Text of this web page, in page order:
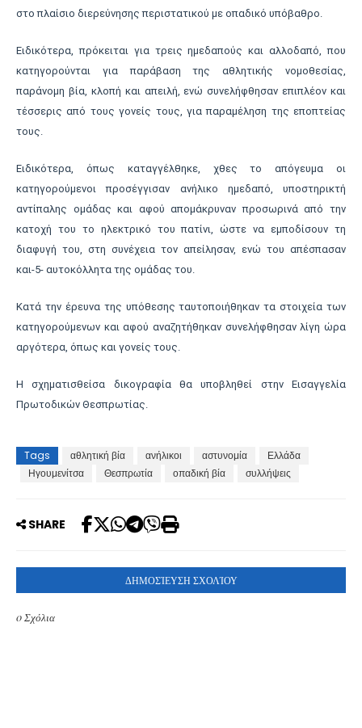
στο πλαίσιο διερεύνησης περιστατικού με οπαδικό υπόβαθρο.
Ειδικότερα, πρόκειται για τρεις ημεδαπούς και αλλοδαπό, που
κατηγορούνται για παράβαση της αθλητικής νομοθεσίας,
παράνομη βία, κλοπή και απειλή, ενώ συνελήφθησαν επιπλέον και
τέσσερις από τους γονείς τους, για παραμέληση της εποπτείας
τους.
Ειδικότερα, όπως καταγγέλθηκε, χθες το απόγευμα οι
κατηγορούμενοι προσέγγισαν ανήλικο ημεδαπό, υποστηρικτή
αντίπαλης ομάδας και αφού απομάκρυναν προσωρινά από την
κατοχή του το ηλεκτρικό του πατίνι, ώστε να εμποδίσουν τη
διαφυγή του, στη συνέχεια τον απείλησαν, ενώ του απέσπασαν
και-5- αυτοκόλλητα της ομάδας του.
Κατά την έρευνα της υπόθεσης ταυτοποιήθηκαν τα στοιχεία των
κατηγορούμενων και αφού αναζητήθηκαν συνελήφθησαν λίγη ώρα
αργότερα, όπως και γονείς τους.
Η σχηματισθείσα δικογραφία θα υποβληθεί στην Εισαγγελία
Πρωτοδικών Θεσπρωτίας.
Tags αθλητική βία ανήλικοι αστυνομία
Ελλάδα
Ηγουμενίτσα
Θεσπρωτία οπαδική βία συλλήψεις
SHARE
ΔΗΜΟΣΊΕΥΣΗ ΣΧΟΛΊΟΥ
0 Σχόλια